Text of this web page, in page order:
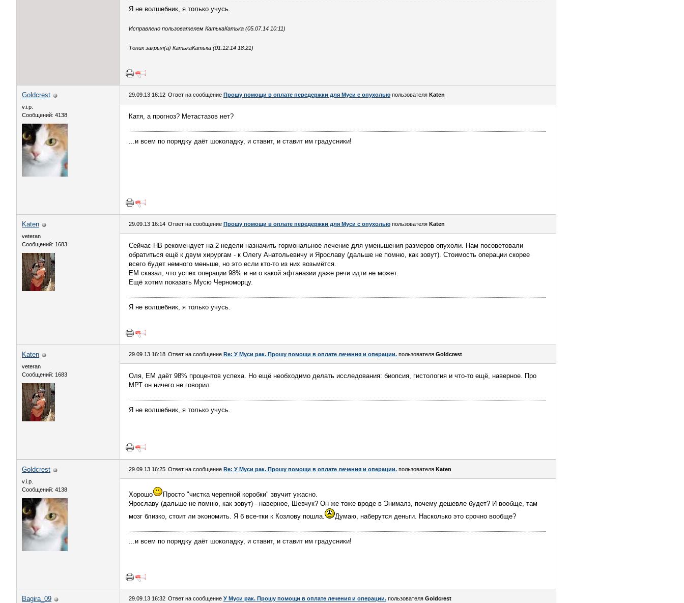
Я не волшебник, я только учусь.
Исправлено пользователем КатькаКатька (05.07.14 10:11)
Топик закрыл(а) КатькаКатька (01.12.14 18:21)
Goldcrest
v.i.p.
Сообщений: 4138
29.09.13 16:12 Ответ на сообщение Прошу помощи в оплате передержки для Муси с опухолью пользователя Katen
Катя, а прогноз? Метастазов нет?
...и всем по порядку даёт шоколадку, и ставит, и ставит им градусники!
Katen
veteran
Сообщений: 1683
29.09.13 16:14 Ответ на сообщение Прошу помощи в оплате передержки для Муси с опухолью пользователя Katen
Сейчас НВ рекомендует на 2 недели назначить гормональное лечение для уменьшения размеров опухоли. Нам посоветовали
обратиться ещё к двум хирургам - к Олегу Анатольевичу и Ярославу (дальше не помню, как зовут). Стоимость операции скорее
всего будет немного меньше, но это если кто-то из них возьмётся.
ЕМ сказал, что успех операции 98% и ни о какой эфтаназии даже речи идти не может.
Ещё хотим показать Мусю Черноморцу.
Я не волшебник, я только учусь.
Katen
veteran
Сообщений: 1683
29.09.13 16:18 Ответ на сообщение Re: У Муси рак. Прошу помощи в оплате лечения и операции. пользователя Goldcrest
Оля, ЕМ даёт 98% процентов успеха. Но ещё необходимо делать исследования: биопсия, гистология и что-то ещё, наверное. Про
МРТ он ничего не говорил.
Я не волшебник, я только учусь.
Goldcrest
v.i.p.
Сообщений: 4138
29.09.13 16:25 Ответ на сообщение Re: У Муси рак. Прошу помощи в оплате лечения и операции. пользователя Katen
Хорошо
Просто "чистка черепной коробки" звучит ужасно.
Ярославу (дальше не помню, как зовут) - наверное, Шевчук? Он же тоже вроде в Энималз, почему дешевле будет? И вообще, там
мозг близко, стоит ли экономить. Я б все-тки к Козлову пошла.
Думаю, наберутся деньги. Насколько это срочно вообще?
...и всем по порядку даёт шоколадку, и ставит, и ставит им градусники!
Bagira_09 29.09.13 16:32 Ответ на сообщение У Муси рак. Прошу помощи в оплате лечения и операции. пользователя Goldcrest